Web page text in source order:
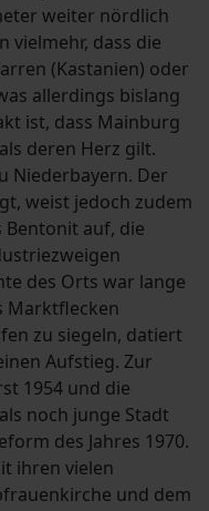
weiter nördlich
vielmehr, dass die
(Kastanien) oder
allerdings bislang
ist, dass Mainburg
deren Herz gilt.
Niederbayern. Der
weist jedoch zudem
auf, die
des Orts war lange
Marktflecken
zu siegeln, datiert
Aufstieg. Zur
1954 und die
noch junge Stadt
des Jahres 1970.
ihren vielen
und dem